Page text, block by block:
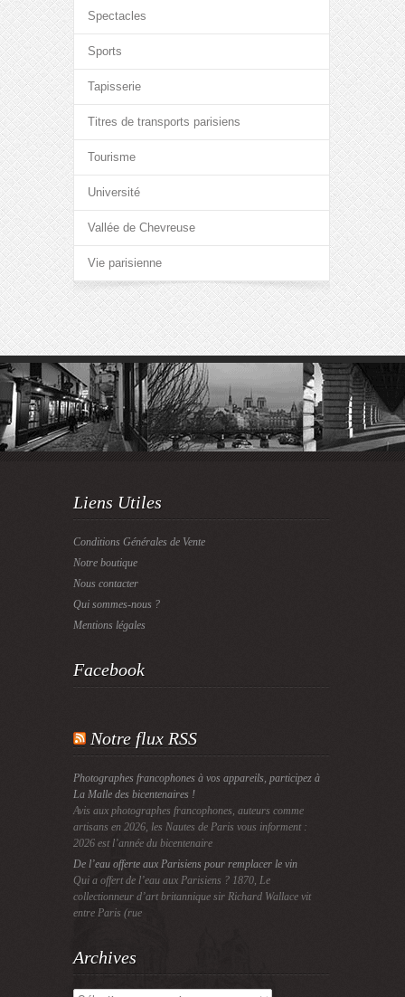
Spectacles
Sports
Tapisserie
Titres de transports parisiens
Tourisme
Université
Vallée de Chevreuse
Vie parisienne
Liens Utiles
Conditions Générales de Vente
Notre boutique
Nous contacter
Qui sommes-nous ?
Mentions légales
Facebook
Notre flux RSS
Photographes francophones à vos appareils, participez à
La Malle des bicentenaires !
Avis aux photographes francophones, auteurs comme
artisans en 2026, les Nautes de Paris vous informent :
2026 est l’année du bicentenaire
De l’eau offerte aux Parisiens pour remplacer le vin
Qui a offert de l’eau aux Parisiens ? 1870, Le
collectionneur d’art britannique sir Richard Wallace vit
entre Paris (rue
Archives